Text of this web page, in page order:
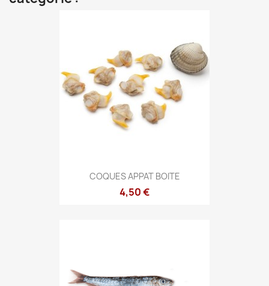
COQUES APPAT BOITE
4,50 €